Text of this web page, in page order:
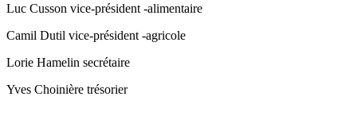
Luc Cusson vice-président -alimentaire
Camil Dutil vice-président -agricole
Lorie Hamelin secrétaire
Yves Choinière trésorier